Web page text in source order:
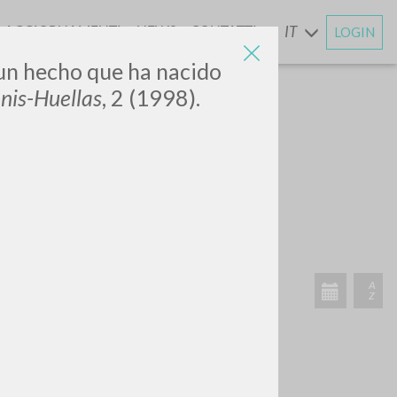
hecho que ha nacido
Huellas, 2 (1998).
AGGIORNAMENTIENEWS CONTATTI IT LOGIN